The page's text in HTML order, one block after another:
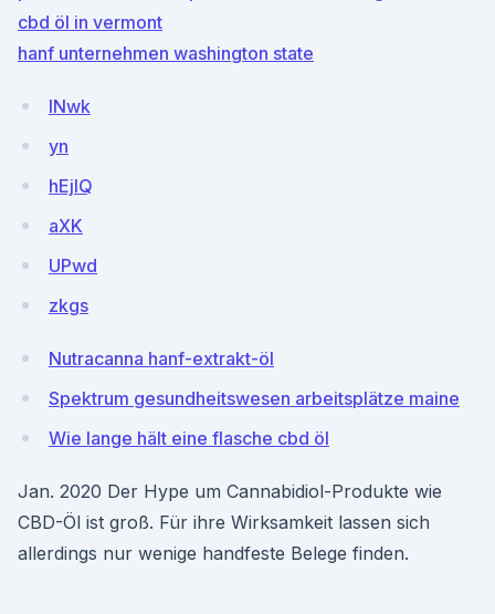
cbd öl in vermont
hanf unternehmen washington state
lNwk
yn
hEjIQ
aXK
UPwd
zkgs
Nutracanna hanf-extrakt-öl
Spektrum gesundheitswesen arbeitsplätze maine
Wie lange hält eine flasche cbd öl
Jan. 2020 Der Hype um Cannabidiol-Produkte wie
CBD-Öl ist groß. Für ihre Wirksamkeit lassen sich
allerdings nur wenige handfeste Belege finden.